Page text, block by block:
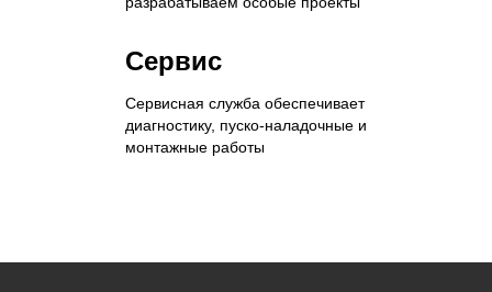
Сервис
Сервисная служба обеспечивает
диагностику, пуско-наладочные и
монтажные работы